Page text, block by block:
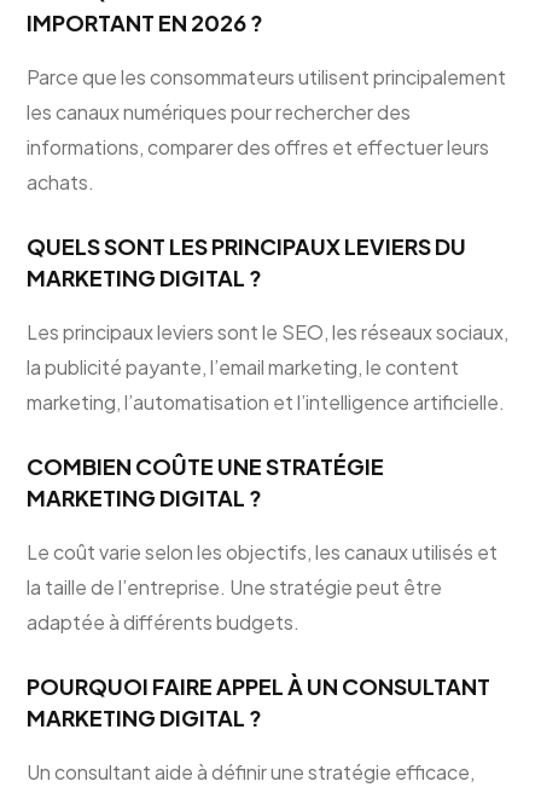
IMPORTANT EN 2026 ?
Parce que les consommateurs utilisent principalement
les canaux numériques pour rechercher des
informations, comparer des offres et effectuer leurs
achats.
QUELS SONT LES PRINCIPAUX LEVIERS DU
MARKETING DIGITAL ?
Les principaux leviers sont le SEO, les réseaux sociaux,
la publicité payante, l’email marketing, le content
marketing, l’automatisation et l’intelligence artificielle.
COMBIEN COÛTE UNE STRATÉGIE
MARKETING DIGITAL ?
Le coût varie selon les objectifs, les canaux utilisés et
la taille de l’entreprise. Une stratégie peut être
adaptée à différents budgets.
POURQUOI FAIRE APPEL À UN CONSULTANT
MARKETING DIGITAL ?
Un consultant aide à définir une stratégie efficace,